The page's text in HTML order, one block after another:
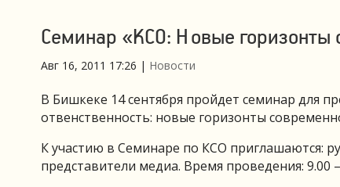
Семинар «КСО: Новые горизонты
Авг 16, 2011 17:26 | Новости
В Бишкеке 14 сентября пройдет семинар для
отвенственность: новые горизонты
К участию в Семинаре по КСО приглашаются:
представители медиа. Время проведения: 9.00